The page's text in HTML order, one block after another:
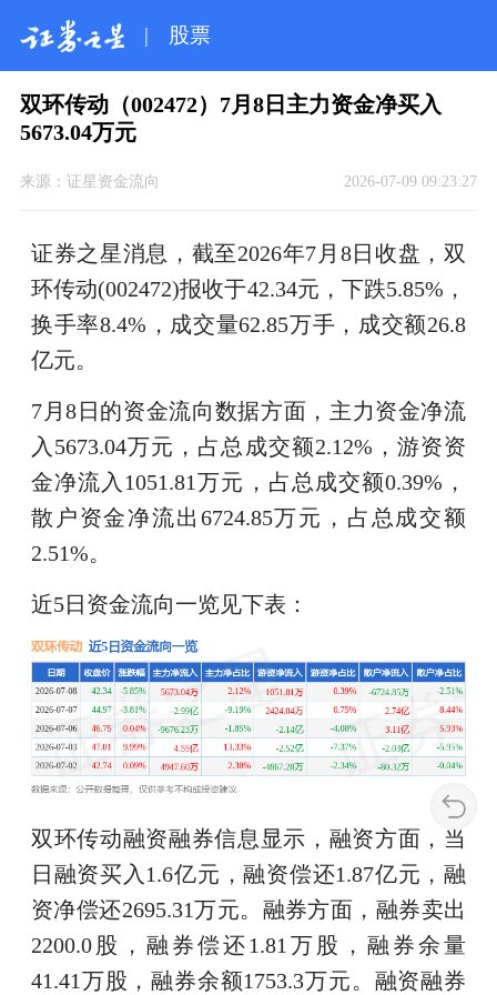
| 股票
双环传动（002472）7月8日主力资金净买入
5673.04万元
来源： 证星资金流向 2026-07-09 09:23:27
证券之星消息，截至2026年7月8日收盘，双
环传动(002472)报收于42.34元，下跌5.85%，
换手率8.4%，成交量62.85万手，成交额26.8
亿元。
7月8日的资金流向数据方面，主力资金净流
入5673.04万元，占总成交额2.12%，游资资
金净流入1051.81万元，占总成交额0.39%，
散户资金净流出6724.85万元，占总成交额
2.51%。
近5日资金流向一览见下表：
双环传动融资融券信息显示，融资方面，当
日融资买入1.6亿元，融资偿还1.87亿元，融
资净偿还2695.31万元。融券方面，融券卖出
2200.0股，融券偿还1.81万股，融券余量
41.41万股，融券余额1753.3万元。融资融券